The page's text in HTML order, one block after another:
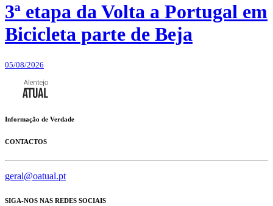
3ª etapa da Volta a Portugal em
Bicicleta parte de Beja
05/08/2026
Informação de Verdade
CONTACTOS
geral@oatual.pt
SIGA-NOS NAS REDES SOCIAIS